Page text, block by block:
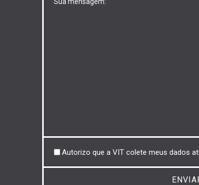
Autorizo ​​que a VIT colete meus dados